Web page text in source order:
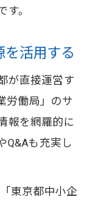
。
を活用する
が直接運営す
労働局」のサ
報を網羅的に
Q&Aも充実し
東京都中小企